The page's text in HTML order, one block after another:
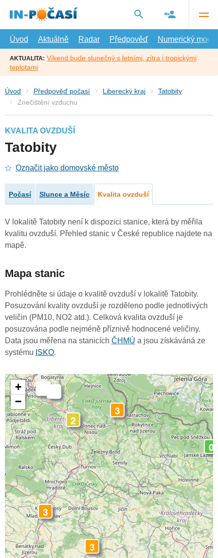
hlavní
Úvod
Aktuálně Radar Předpověď Numerický model
AKTUALITA: Víkend bude slunečný s letními, zítra i tropickými
teplotami
Úvod Předpověď počasí Liberecký kraj
Tatobity
Znečištění vzduchu
KVALITA OVZDUŠÍ
Tatobity
Označit jako domovské město
Počasí Slunce a Měsíc Kvalita ovzduší
V lokalitě Tatobity není k dispozici stanice, která by měřila
kvalitu ovzduší. Přehled stanic v České republice najdete na
mapě.
Mapa stanic
Prohlédněte si údaje o kvalitě ovzduší v lokalitě Tatobity.
Posuzování kvality ovzduší je rozděleno podle jednotlivých
veličin (PM10, NO2 atd.). Celková kvalita ovzduší je
posuzována podle nejméně příznivě hodnocené veličiny.
Data jsou měřena na stanicích ČHMÚ a jsou získáváná ze
systému ISKO.
3
3
3
2
0
+
−